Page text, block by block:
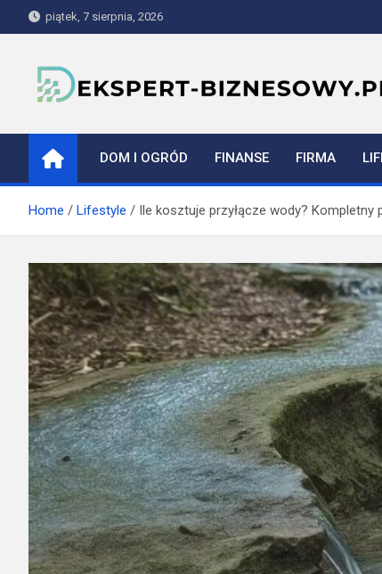
to
piątek, 7 sierpnia, 2026
ekspert-biznesowy.pl
DOM I OGRÓD FINANSE FIRMA
Home Lifestyle Ile kosztuje przyłącze wody?